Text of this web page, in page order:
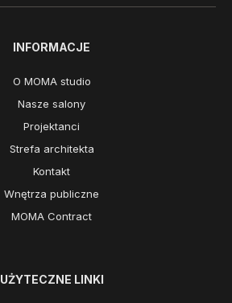
INFORMACJE
O MOMA studio
Nasze salony
Projektanci
Strefa architekta
Kontakt
Wnętrza publiczne
MOMA Contract
UŻYTECZNE LINKI